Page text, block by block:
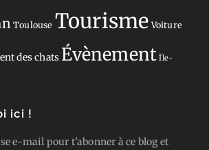
Toulouse Tourisme Voiture
des chats Évènement Île-
ici !
e-mail pour t'abonner à ce blog et